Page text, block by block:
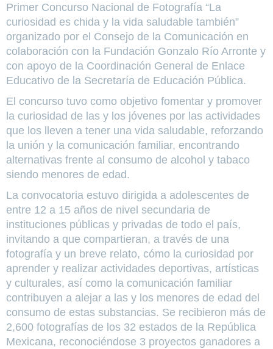
Primer Concurso Nacional de Fotografía “La
curiosidad es chida y la vida saludable también”
organizado por el Consejo de la Comunicación en
colaboración con la Fundación Gonzalo Río Arronte y
con apoyo de la Coordinación General de Enlace
Educativo de la Secretaría de Educación Pública.
El concurso tuvo como objetivo fomentar y promover
la curiosidad de las y los jóvenes por las actividades
que los lleven a tener una vida saludable, reforzando
la unión y la comunicación familiar, encontrando
alternativas frente al consumo de alcohol y tabaco
siendo menores de edad.
La convocatoria estuvo dirigida a adolescentes de
entre 12 a 15 años de nivel secundaria de
instituciones públicas y privadas de todo el país,
invitando a que compartieran, a través de una
fotografía y un breve relato, cómo la curiosidad por
aprender y realizar actividades deportivas, artísticas
y culturales, así como la comunicación familiar
contribuyen a alejar a las y los menores de edad del
consumo de estas substancias. Se recibieron más de
2,600 fotografías de los 32 estados de la República
Mexicana, reconociéndose 3 proyectos ganadores a